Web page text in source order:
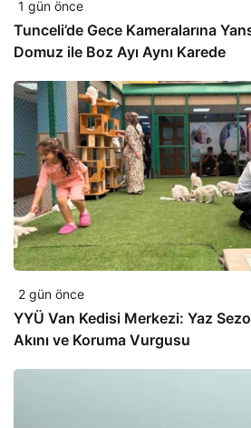
1 gün önce
Tunceli’de Gece Kameralarına
Domuz ile Boz Ayı Aynı Karede
2 gün önce
YYÜ Van Kedisi Merkezi: Yaz
Akını ve Koruma Vurgusu